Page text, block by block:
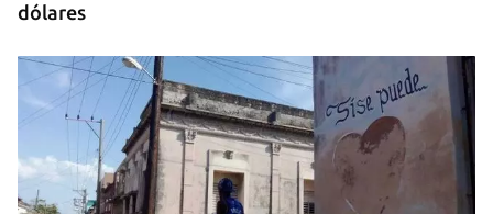
dólares